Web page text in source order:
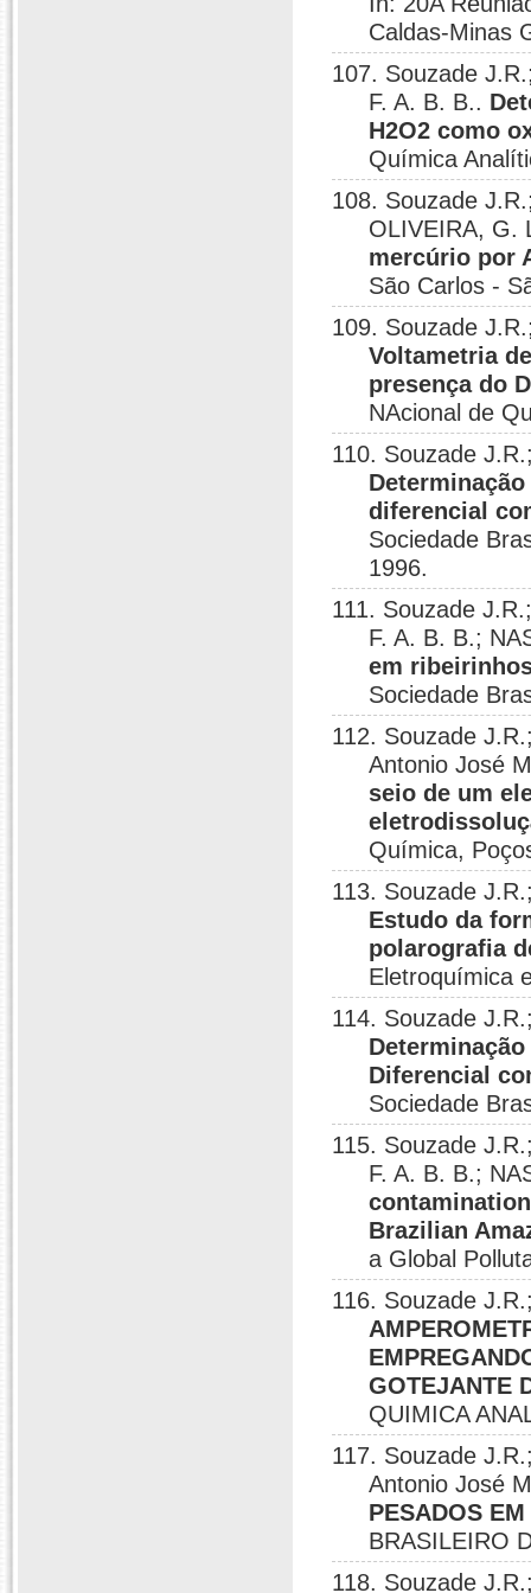
Caldas-Minas
107. Souzade
F. A. B. B..
H2O2 como
Química
108. Souzade
OLIVEIRA, G.
mercúrio por
São Carlos -
109. Souzade
Voltametria
presença do
NAcional de
110. Souzade
diferencial
Sociedade
1996.
111. Souzade
F. A. B. B.;
em
Sociedade
112. Souzade
Antonio José
seio de um
Química,
113. Souzade
Estudo da
polarografia
Eletroquímica
114. Souzade
Diferencial
Sociedade
115. Souzade
F. A. B. B.;
Brazilian
a Global
116. Souzade
GOTEJANTE
QUIMICA
117. Souzade
Antonio José
PESADOS
BRASILEIRO
118. Souzade